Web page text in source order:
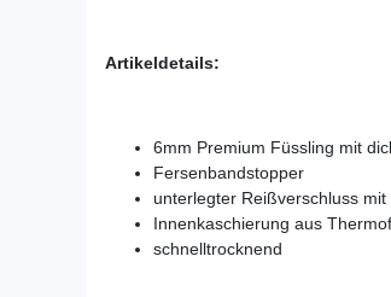
Artikeldetails:
6mm Premium Füssling mit
Fersenbandstopper
unterlegter Reißverschluss mit
Innenkaschierung aus
schnelltrocknend